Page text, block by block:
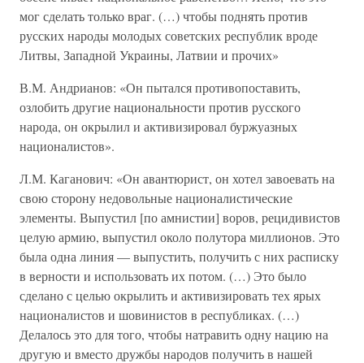
мог сделать только враг. (…) чтобы поднять против
русских народы молодых советских республик вроде
Литвы, Западной Украины, Латвии и прочих»
В.М. Андрианов: «Он пытался противопоставить,
озлобить другие национальности против русского
народа, он окрылил и активизировал буржуазных
националистов».
Л.М. Каганович: «Он авантюрист, он хотел завоевать на
свою сторону недовольные националистические
элементы. Выпустил [по амнистии] воров, рецидивистов
целую армию, выпустил около полутора миллионов. Это
была одна линия — выпустить, получить с них расписку
в верности и использовать их потом. (…) Это было
сделано с целью окрылить и активизировать тех ярых
националистов и шовинистов в республиках. (…)
Делалось это для того, чтобы натравить одну нацию на
другую и вместо дружбы народов получить в нашей